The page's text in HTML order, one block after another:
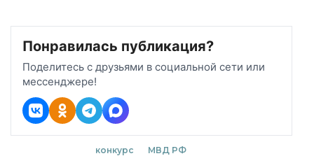
Понравилась публикация?
Поделитесь с друзьями в социальной сети или
мессенджере!
конкурс
МВД РФ